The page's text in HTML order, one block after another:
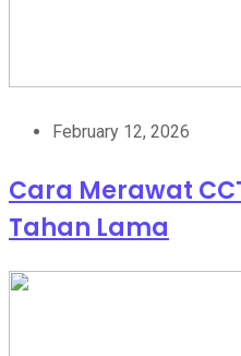
February 12, 2026
Cara Merawat
Tahan Lama